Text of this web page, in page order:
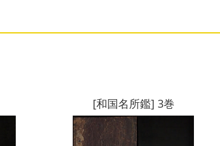
[和国名所鑑] 3巻